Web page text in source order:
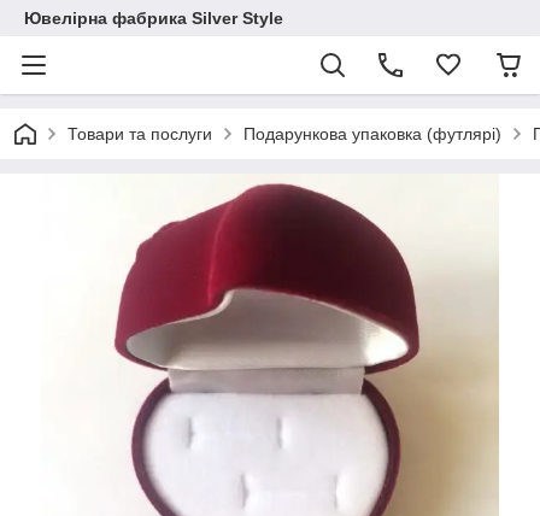
Ювелірна фабрика Silver Style
Товари та послуги Подарункова упаковка (футлярі)